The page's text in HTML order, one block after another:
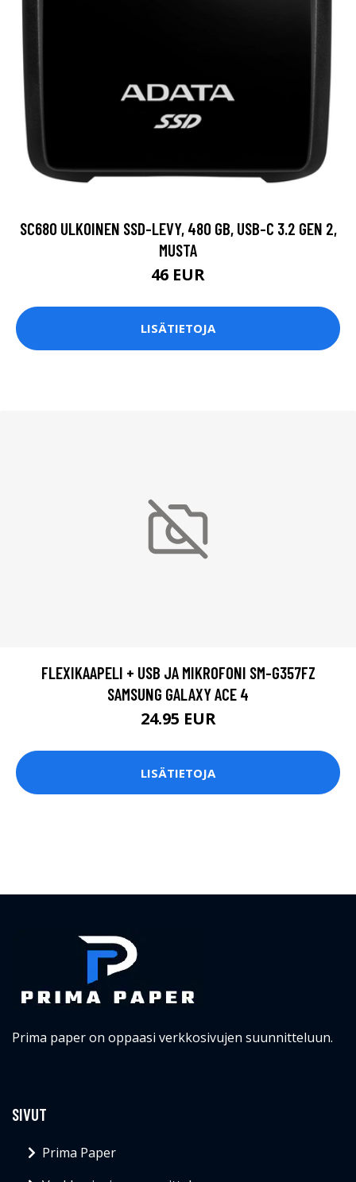
SC680 ULKOINEN SSD-LEVY, 480 GB, USB-C 3.2 GEN 2,
MUSTA
46 EUR
LISÄTIETOJA
FLEXIKAAPELI + USB JA MIKROFONI SM-G357FZ
SAMSUNG GALAXY ACE 4
24.95 EUR
LISÄTIETOJA
Prima paper on oppaasi verkkosivujen suunnitteluun.
SIVUT
Prima Paper